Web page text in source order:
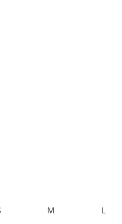
M
L